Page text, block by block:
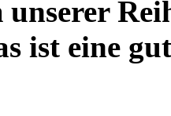
unserer
ist eine